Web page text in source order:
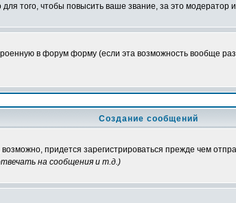
того, чтобы повысить ваше звание, за это
в форум форму (если эта возможность вообще
Создание сообщений
придется зарегистрироваться прежде чем
на сообщения и т.д.)